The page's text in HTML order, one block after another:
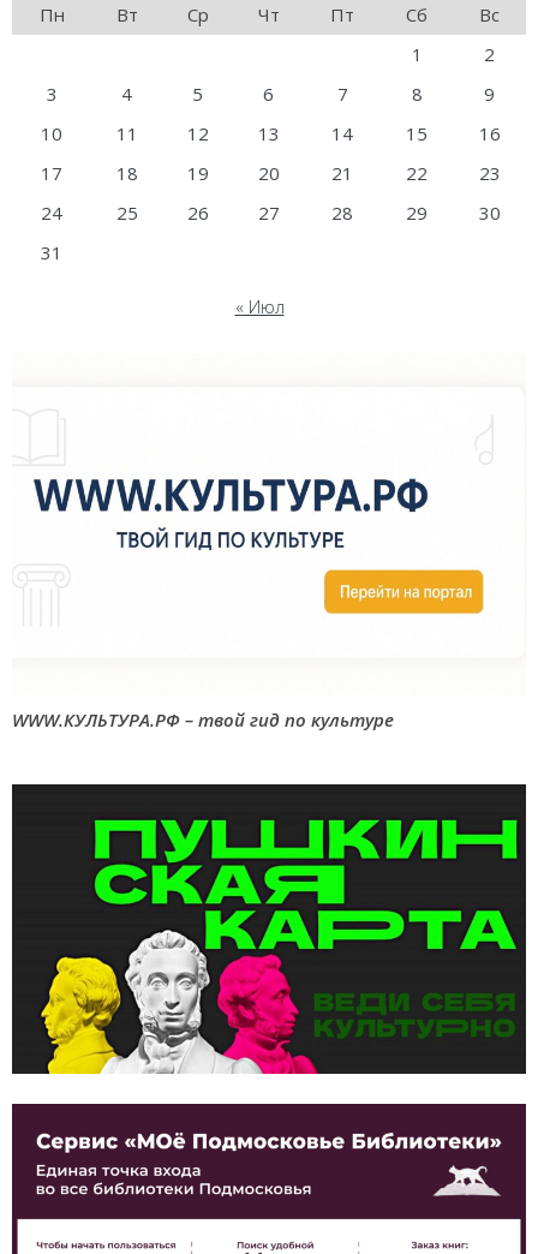
Пн
Вт Ср Чт Пт Сб
Вс
1
2
3
4 5 6 7 8
9
10
11 12 13 14 15
16
17
18 19 20 21 22
23
24
25 26 27 28 29
30
31
« Июл
WWW.КУЛЬТУРА.РФ – твой гид по культуре